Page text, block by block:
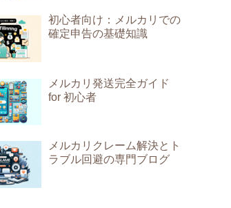
初心者向け：メルカリでの
確定申告の基礎知識
メルカリ発送完全ガイド
for 初心者
メルカリクレーム解決とト
ラブル回避の専門ブログ